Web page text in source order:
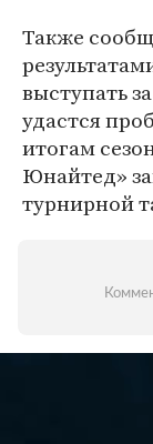
Также
выступать
удастся
итогам
Юнайтед»
турнирной